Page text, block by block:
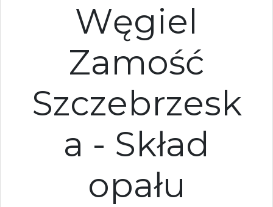
Węgiel
Zamość
Szczebrzesk
a - Skład
opału